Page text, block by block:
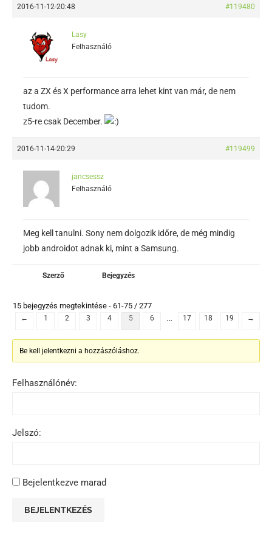
2016-11-12-20:48 #119480
Lasy
Felhasználó
az a ZX és X performance arra lehet kint van már, de nem
tudom.
z5-re csak December.
2016-11-14-20:29 #119499
jancsessz
Felhasználó
Meg kell tanulni. Sony nem dolgozik időre, de még mindig
jobb androidot adnak ki, mint a Samsung.
Szerző Bejegyzés
15 bejegyzés megtekintése - 61-75 / 277
← 1 2 3 4 5 6 … 17 18 19 →
Be kell jelentkezni a hozzászóláshoz.
Felhasználónév:
Jelszó:
Bejelentkezve marad
BEJELENTKEZÉS